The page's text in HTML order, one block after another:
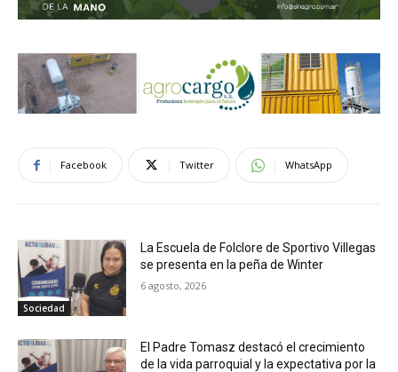
Facebook Twitter WhatsApp
Sociedad
La Escuela de Folclore de Sportivo Villegas
se presenta en la peña de Winter
6 agosto, 2026
El Padre Tomasz destacó el crecimiento
de la vida parroquial y la expectativa por la